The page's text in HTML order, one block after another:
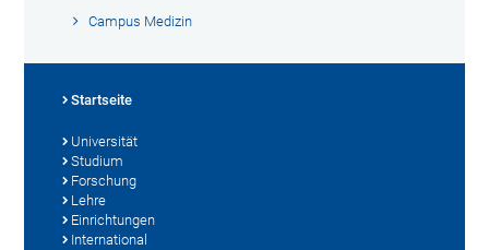
Campus Medizin
Startseite
Universität
Studium
Forschung
Lehre
Einrichtungen
International